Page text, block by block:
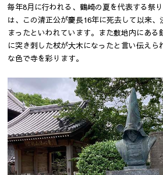
毎年8月に行われる、鶴崎の夏を代表する祭り
は、この清正公が慶長16年に死去して以来
まったといわれています。また敷地内にあ
に突き刺した杖が大木になったと言い伝えら
な色で寺を彩ります。